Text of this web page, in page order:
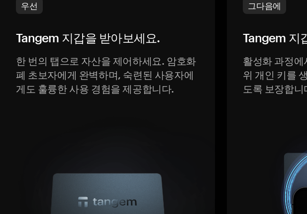
우선
Tangem 지갑을 받아보세요.
한 번의 탭으로 자산을 제어하세요. 암호화
폐 초보자에게 완벽하며, 숙련된 사용자에
게도 훌륭한 사용 경험을 제공합니다.
그다음에
Tangem 지
활성화 과정
위 개인 키를
도록 보장합니